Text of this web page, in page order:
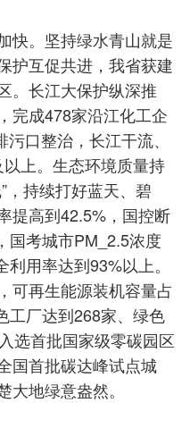
。坚持绿水青山就是
护互促共进，我省获建
。长江大保护纵深推
完成478家沿江化工企
口整治，长江干流、
上。生态环境质量持
，持续打好蓝天、碧
提高到42.5%，国控断
国考城市PM_2.5浓度
用率达到93%以上。
可再生能源装机容量占
工厂达到268家、绿色
选首批国家级零碳园区
国首批碳达峰试点城
地绿意盎然。